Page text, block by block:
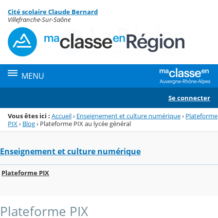
Menu de la rubrique
Contenu
Cité scolaire Claude Bernard
Villefranche-Sur-Saône
MENU
Se connecter
Vous êtes ici : Accueil› Enseignement et culture numérique› Plateforme
PIX › Blog› Plateforme PIX au lycée général
Enseignement et culture numérique
Plateforme PIX
Plateforme PIX